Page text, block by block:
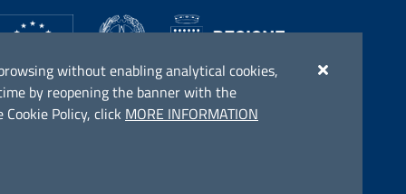
without enabling analytical cookies,
by reopening the banner with the
Policy, click MORE INFORMATION